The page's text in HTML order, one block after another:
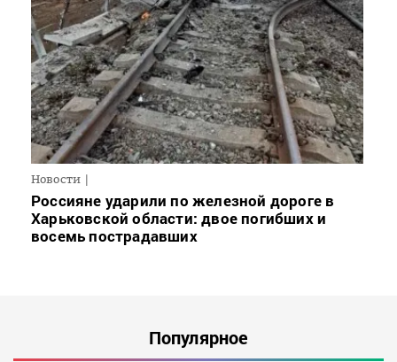
Новости
Россияне ударили по железной дороге в
Харьковской области: двое погибших и
восемь пострадавших
Популярное